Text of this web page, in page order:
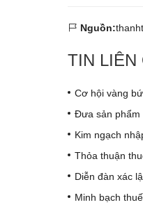
Nguồn:
TIN LIÊN
Cơ hội vàng
Đưa sản phẩm
Kim ngạch
Thỏa thuận
Diễn đàn xác
Minh bạch